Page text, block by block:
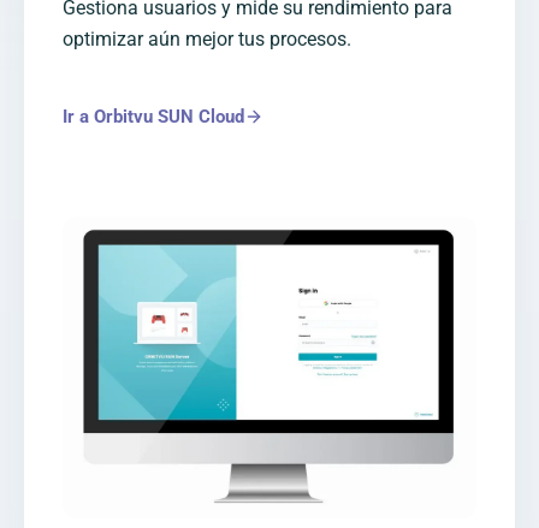
Gestiona usuarios y mide su rendimiento para
optimizar aún mejor tus procesos.
Ir a Orbitvu SUN Cloud